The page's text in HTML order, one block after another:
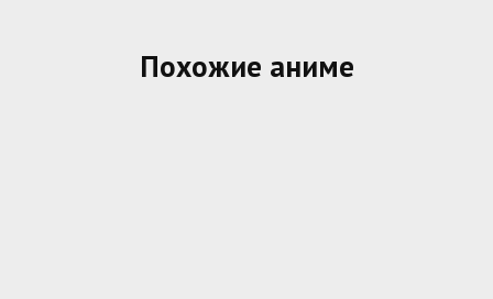
Похожие аниме